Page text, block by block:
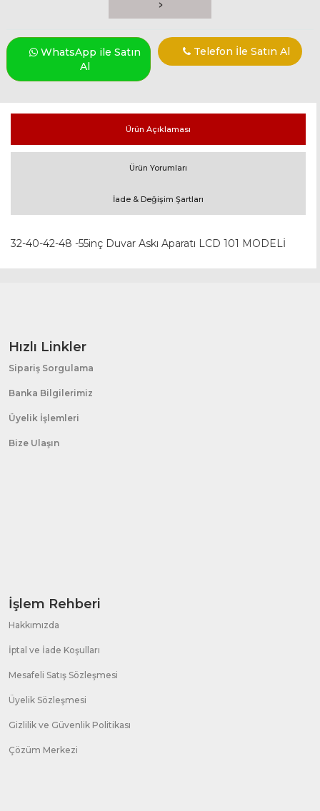
WhatsApp ile Satın
Al
Telefon İle Satın Al
Ürün Açıklaması
Ürün Yorumları
İade & Değişim Şartları
32-40-42-48 -55inç Duvar Askı Aparatı LCD 101 MODELİ
Hızlı Linkler
Sipariş Sorgulama
Banka Bilgilerimiz
Üyelik İşlemleri
Bize Ulaşın
İşlem Rehberi
Hakkımızda
İptal ve İade Koşulları
Mesafeli Satış Sözleşmesi
Üyelik Sözleşmesi
Gizlilik ve Güvenlik Politikası
Çözüm Merkezi